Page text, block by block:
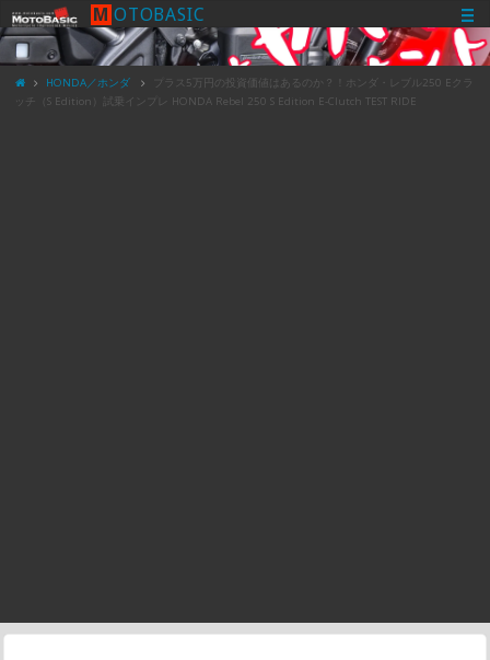
M OTOBASIC
HONDA／ホンダ
プラス5万円の投資価値はあるのか？！ホンダ・レブル250 Eクラ
ッチ（S Edition）試乗インプレ HONDA Rebel 250 S Edition E-Clutch TEST RIDE